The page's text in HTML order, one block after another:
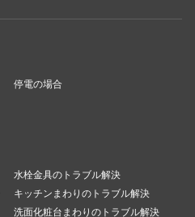
停電の場合
水栓金具のトラブル解決
キッチンまわりのトラブル解決
洗面化粧台まわりのトラブル解決